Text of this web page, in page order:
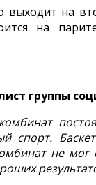
выходит на
на
группы
спорт.
не